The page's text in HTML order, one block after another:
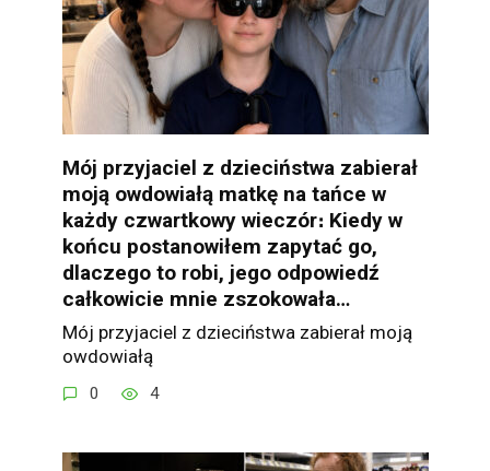
Mój przyjaciel z dzieciństwa zabierał
moją owdowiałą matkę na tańce w
każdy czwartkowy wieczór։ Kiedy w
końcu postanowiłem zapytać go,
dlaczego to robi, jego odpowiedź
całkowicie mnie zszokowała…
Mój przyjaciel z dzieciństwa zabierał moją
owdowiałą
0 4